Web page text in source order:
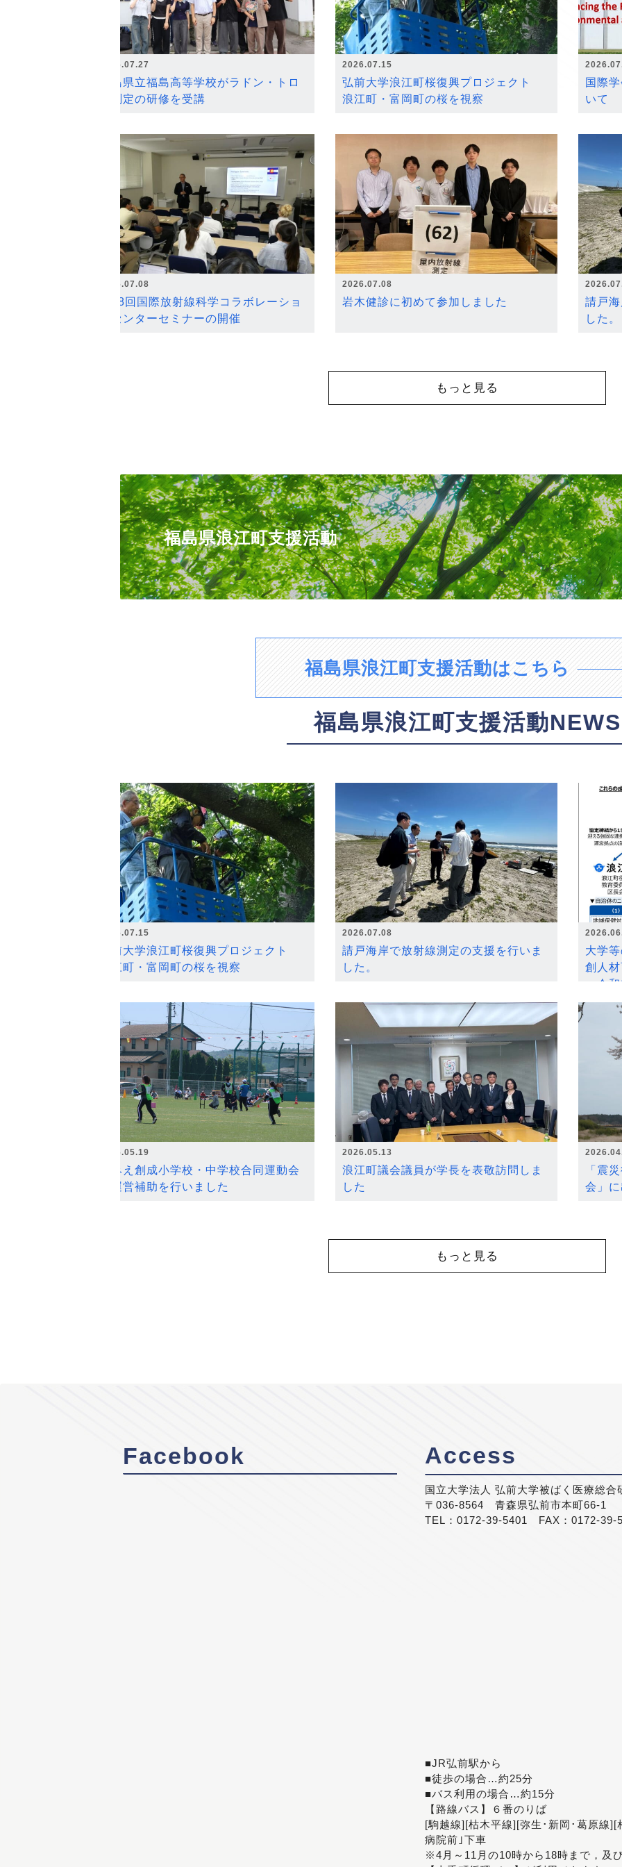
2026.07.27
福島県立福島高等学校がラドン・トロ
ン測定の研修を受講
2026.07.15
弘前大学浪江町桜復興プロジェクト
浪江町・富岡町の桜を視察
国際
いて
2026.07.08
第18回国際放射線科学コラボレーショ
ンセンターセミナーの開催
2026.07.08
岩木健診に初めて参加しました
請戸
した。
もっと見る
福島県浪江町支援活動
福島県浪江町支援活動はこちら
福島県浪江町支援活動NEWS
2026.07.15
弘前大学浪江町桜復興プロジェクト
浪江町・富岡町の桜を視察
2026.07.08
請戸海岸で放射線測定の支援を行いま
した。
大学
創人
～令
2026.05.19
なみえ創成小学校・中学校合同運動会
の運営補助を行いました
2026.05.13
浪江町議会議員が学長を表敬訪問しま
した
「震
会」
もっと見る
Facebook Access
国立大学法人 弘前大学被ばく医療総合
〒036-8564 青森県弘前市本町66-1
TEL：0172-39-5401 FAX：0172-39-
■JR弘前駅から
■徒歩の場合…約25分
■バス利用の場合…約15分
【路線バス】６番のりば
[駒越線][枯木平線][弥生･新岡･葛原線
病院前｣下車
※4月～11月の10時から18時まで，及